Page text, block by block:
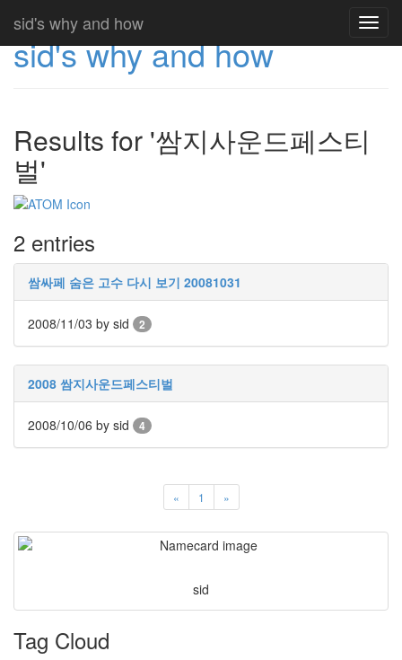
sid's why and how
sid's why and how
Results for '쌈지사운드페스티
벌'
2 entries
쌈싸페 숨은 고수 다시 보기 20081031
2008/11/03 by sid 2
2008 쌈지사운드페스티벌
2008/10/06 by sid 4
« 1 »
sid
Tag Cloud